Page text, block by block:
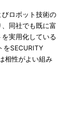
ロボット技術の
同社でも既に富
実用化している
をSECURITY
相性がよい組み